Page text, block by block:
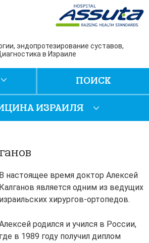
эндопротезирование суставов,
в Израиле
ПОИСК
В настоящее время доктор Алексей
Калганов является одним из ведущих
израильских хирургов-ортопедов.
родился и учился в России,
где в 1989 году получил диплом
ИЗРАИЛЯ